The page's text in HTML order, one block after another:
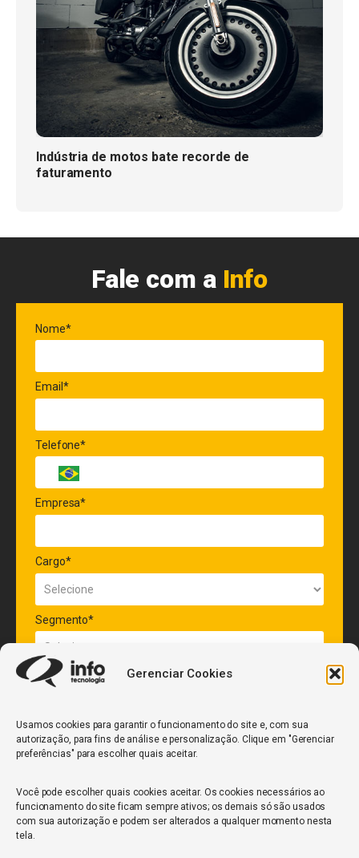
Gerenciar Cookies
Usamos cookies para garantir o funcionamento do site e, com sua
autorização, para fins de análise e personalização. Clique em "Gerenciar
preferências" para escolher quais aceitar.
Você pode escolher quais cookies aceitar. Os cookies necessários ao
funcionamento do site ficam sempre ativos; os demais só são usados
com sua autorização e podem ser alterados a qualquer momento nesta
tela.
Indústria de motos bate recorde de
faturamento
Fale com a Info
Nome*
Email*
Telefone*
Empresa*
Cargo*
Segmento*
Quantidade de veículos da frota*
ENVIAR